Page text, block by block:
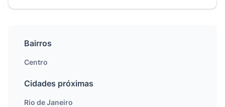
Bairros
Centro
Cidades próximas
Rio de Janeiro